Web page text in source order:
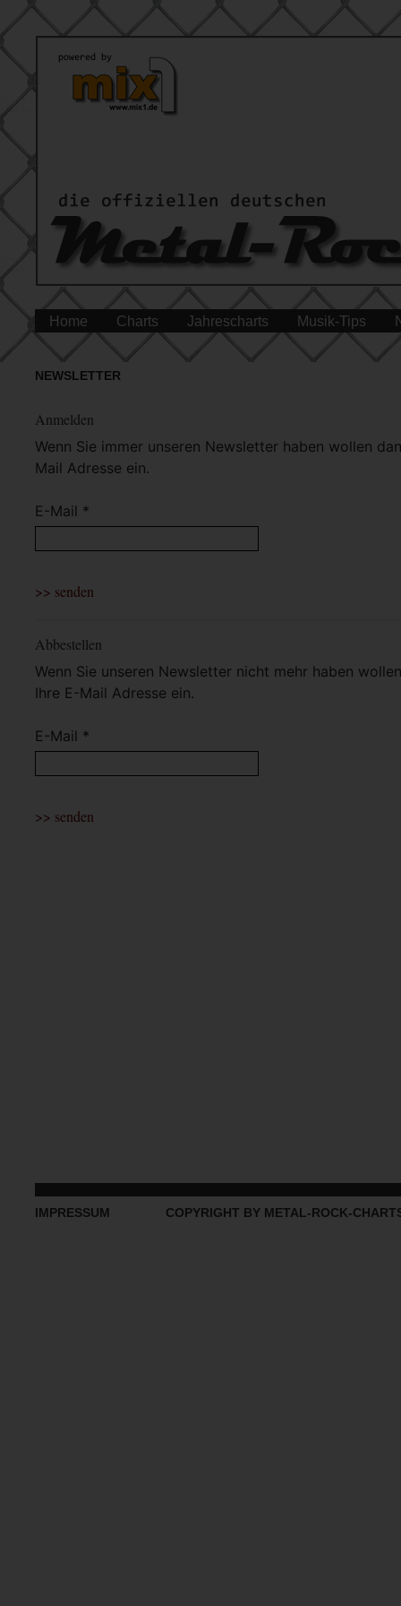
Home Charts Jahrescharts Musik-Tips
NEWSLETTER
Anmelden
Wenn Sie immer unseren Newsletter haben wollen
Mail Adresse ein.
E-Mail *
Abbestellen
Wenn Sie unseren Newsletter nicht mehr haben
Ihre E-Mail Adresse ein.
E-Mail *
IMPRESSUM COPYRIGHT BY METAL-ROCK-